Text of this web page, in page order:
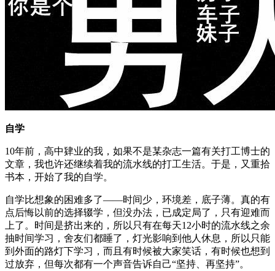
自学
10年前，高中肄业的我，如果不是某杂志一篇有关打工博士的
文章，我也许还继续着我的流水线的打工生活。于是，又重拾
书本，开始了我的自学。
自学比想象的困难多了——时间少，环境差，底子薄。真的有
点后悔以前的选择辍学，但没办法，已成定局了，只有迎难而
上了。时间是挤出来的，所以只有在每天12小时的流水线之余
抽时间学习，舍友们都睡了，灯光影响到他人休息，所以只能
到外面的路灯下学习，而且有时候被大家笑话，有时候也想到
过放弃，但每次都有一个声音告诉自己“坚持、再坚持”。